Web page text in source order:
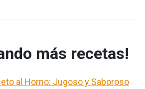
más recetas!
al Horno: Jugoso y Saboroso